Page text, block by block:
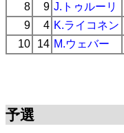
8
9 J.トゥルーリ
9
4 K.ライコネン
10
14 M.ウェバー
予選